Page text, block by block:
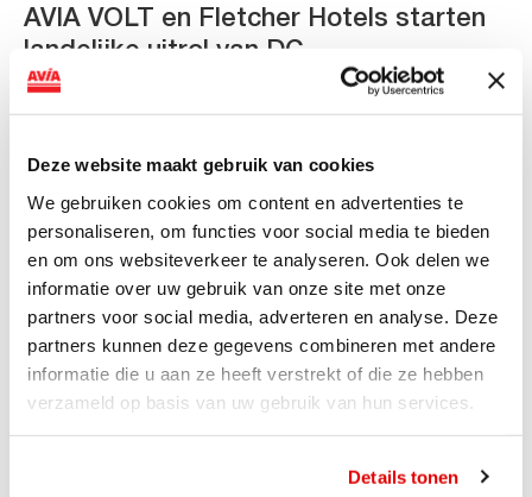
Deze website maakt gebruik van cookies
We gebruiken cookies om content en advertenties te
personaliseren, om functies voor social media te bieden
en om ons websiteverkeer te analyseren. Ook delen we
informatie over uw gebruik van onze site met onze
partners voor social media, adverteren en analyse. Deze
partners kunnen deze gegevens combineren met andere
informatie die u aan ze heeft verstrekt of die ze hebben
verzameld op basis van uw gebruik van hun services.
Details tonen
AVIA VOLT en Fletcher Hotels starten
landelijke uitrol van DC-
snellaadinfrastructuur
van DC-snellaadinfrastructuur AVIA VOLT en...
Lees verder